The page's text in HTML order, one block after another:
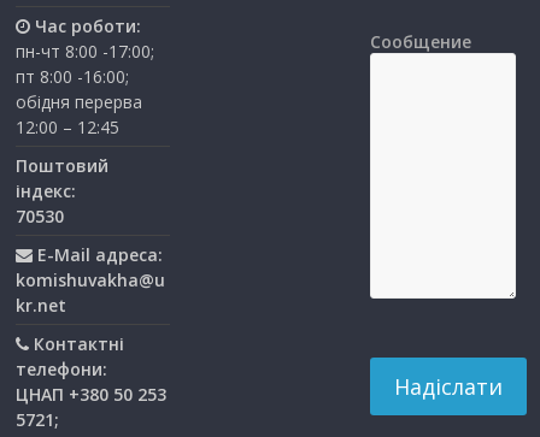
Час роботи:
пн-чт 8:00 -17:00;
пт 8:00 -16:00;
обідня перерва
12:00 – 12:45
Поштовий
індекс:
70530
E-Mail адреса:
komishuvakha@u
kr.net
Контактні
телефони:
ЦНАП +380 50 253
5721;
Сообщение